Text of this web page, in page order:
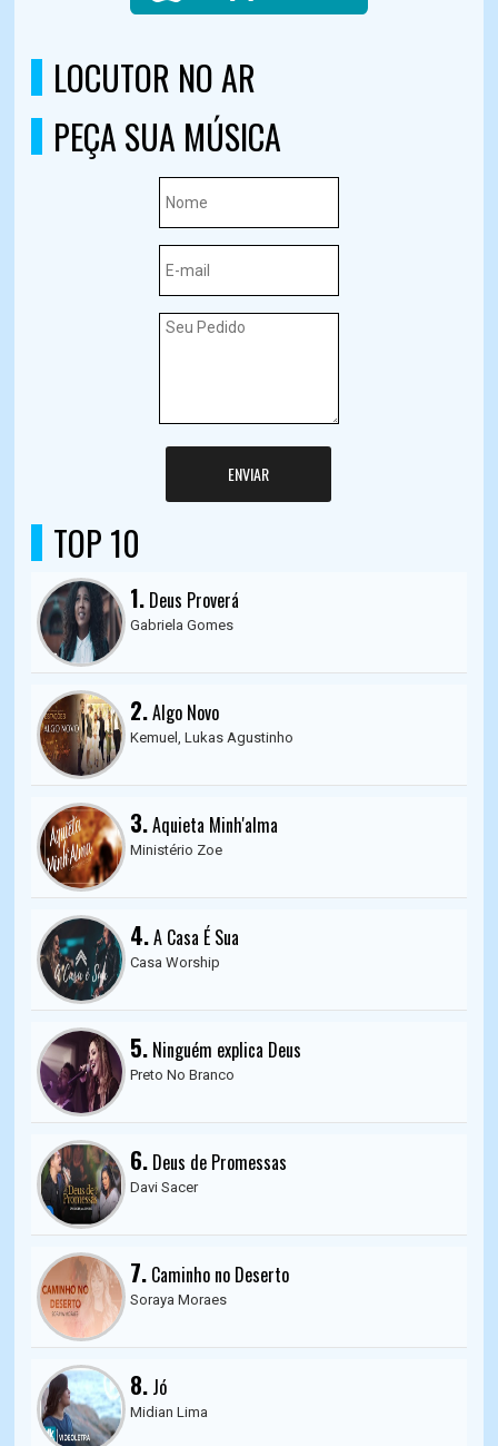
LOCUTOR NO AR
PEÇA SUA MÚSICA
ENVIAR
TOP 10
1. Deus Proverá
Gabriela Gomes
2.Algo Novo
Kemuel, Lukas Agustinho
3.Aquieta Minh'alma
Ministério Zoe
4.A Casa É Sua
Casa Worship
5. Ninguém explica Deus
Preto No Branco
6. Deus de Promessas
Davi Sacer
7. Caminho no Deserto
Soraya Moraes
8. Jó
Midian Lima